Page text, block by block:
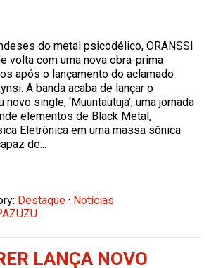
do metal psicodélico, ORANSSI
volta com uma nova obra-prima
após o lançamento do aclamado
A banda acaba de lançar o
single, ‘Muuntautuja’, uma jornada
elementos de Black Metal,
Eletrônica em uma massa sônica
de...
Destaque · Notícias
LANÇA NOVO